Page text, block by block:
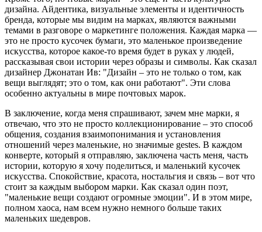
дизайна. Айдентика, визуальные элементы и идентичность
бренда, которые мы видим на марках, являются важными
темами в разговоре о маркетинге положения. Каждая марка —
это не просто кусочек бумаги, это маленькое произведение
искусства, которое какое-то время будет в руках у людей,
рассказывая свои истории через образы и символы. Как сказал
дизайнер Джонатан Ив: "Дизайн – это не только о том, как
вещи выглядят; это о том, как они работают". Эти слова
особенно актуальны в мире почтовых марок.
В заключение, когда меня спрашивают, зачем мне марки, я
отвечаю, что это не просто коллекционирование – это способ
общения, создания взаимопонимания и установления
отношений через маленькие, но значимые gestes. В каждом
конверте, который я отправляю, заключена часть меня, часть
истории, которую я хочу поделиться, и маленький кусочек
искусства. Спокойствие, красота, ностальгия и связь – вот что
стоит за каждым выбором марки. Как сказал один поэт,
"маленькие вещи создают огромные эмоции". И в этом мире,
полном хаоса, нам всем нужно немного больше таких
маленьких шедевров.